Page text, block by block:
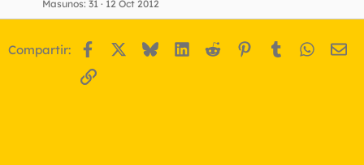
Masunos 31 12 Oct 2012
Compartir: Facebook BlueskyLinkedIn
Reddit Pinterest
Tumblr
Enlace